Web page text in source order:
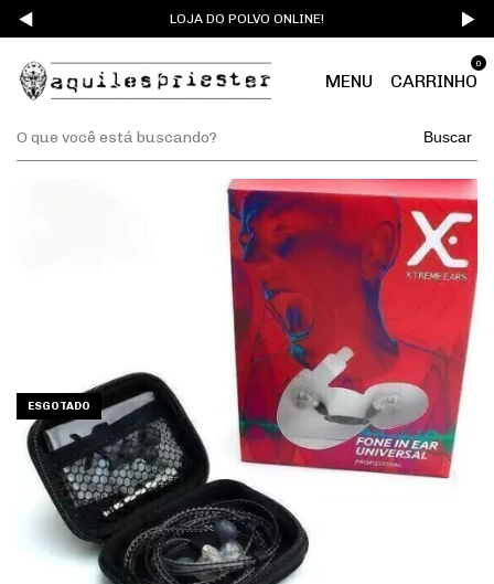
LOJA DO POLVO ONLINE!
MENU CARRINHO
0
Buscar
ESGOTADO